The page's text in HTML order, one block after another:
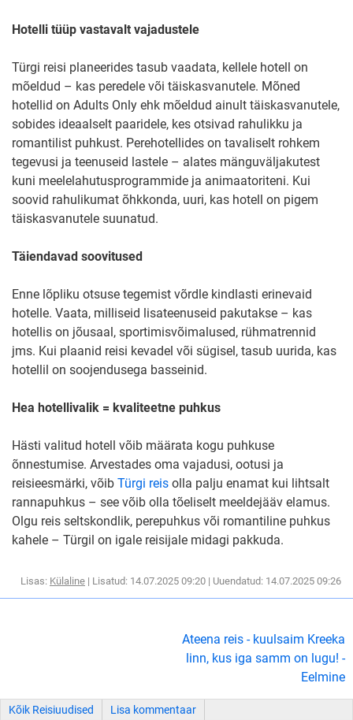
Hotelli tüüp vastavalt vajadustele
Türgi reisi planeerides tasub vaadata, kellele hotell on
mõeldud – kas peredele või täiskasvanutele. Mõned
hotellid on Adults Only ehk mõeldud ainult täiskasvanutele,
sobides ideaalselt paaridele, kes otsivad rahulikku ja
romantilist puhkust. Perehotellides on tavaliselt rohkem
tegevusi ja teenuseid lastele – alates mänguväljakutest
kuni meelelahutusprogrammide ja animaatoriteni. Kui
soovid rahulikumat õhkkonda, uuri, kas hotell on pigem
täiskasvanutele suunatud.
Täiendavad soovitused
Enne lõpliku otsuse tegemist võrdle kindlasti erinevaid
hotelle. Vaata, milliseid lisateenuseid pakutakse – kas
hotellis on jõusaal, sportimisvõimalused, rühmatrennid
jms. Kui plaanid reisi kevadel või sügisel, tasub uurida, kas
hotellil on soojendusega basseinid.
Hea hotellivalik = kvaliteetne puhkus
Hästi valitud hotell võib määrata kogu puhkuse
õnnestumise. Arvestades oma vajadusi, ootusi ja
reisieesmärki, võib Türgi reis olla palju enamat kui lihtsalt
rannapuhkus – see võib olla tõeliselt meeldejääv elamus.
Olgu reis seltskondlik, perepuhkus või romantiline puhkus
kahele – Türgil on igale reisijale midagi pakkuda.
Lisas: Külaline | Lisatud: 14.07.2025 09:20 | Uuendatud: 14.07.2025 09:26
Ateena reis - kuulsaim Kreeka
linn, kus iga samm on lugu! -
Eelmine
Kõik Reisiuudised Lisa kommentaar